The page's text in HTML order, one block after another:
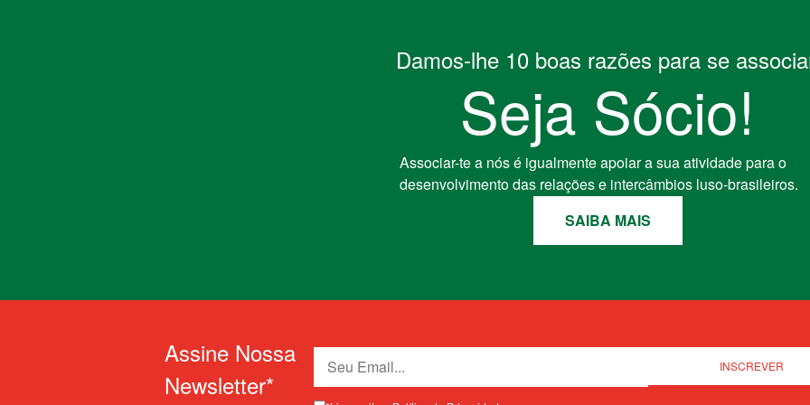
Damos-lhe 10 boas razões para se
Seja Sócio!
Associar-te a nós é igualmente apoiar a sua atividade para o
desenvolvimento das relações e intercâmbios luso-brasileiros.
SAIBA MAIS
Assine Nossa
Newsletter*